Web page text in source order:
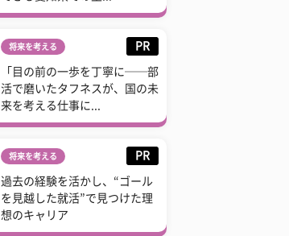
将来を考える PR
「目の前の一歩を丁寧に──部
活で磨いたタフネスが、国の未
来を考える仕事に...
将来を考える PR
過去の経験を活かし、“ゴール
を見越した就活”で見つけた理
想のキャリア